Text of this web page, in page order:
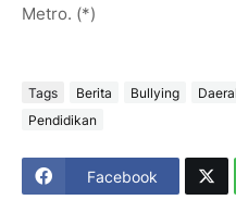
Metro. (*)
Tags Berita Bullying
Pendidikan
Facebook